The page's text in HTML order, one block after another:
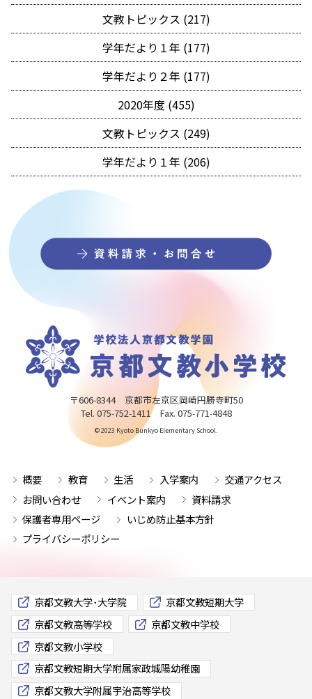
文教トピックス (217)
学年だより１年 (177)
学年だより２年 (177)
2020年度 (455)
文教トピックス (249)
学年だより１年 (206)
〒606-8344 京都市左京区岡崎円勝寺町50
Tel. 075-752-1411 Fax. 075-771-4848
© 2023 Kyoto Bunkyo Elementary School.
概要 教育 生活 入学案内
交通アクセス
お問い合わせ
イベント案内
資料請求
保護者専用ページ
いじめ防止基本方針
プライバシーポリシー
京都文教大学･大学院
京都文教短期大学
京都文教高等学校
京都文教中学校
京都文教小学校
京都文教短期大学附属家政城陽幼稚園
京都文教大学附属宇治高等学校